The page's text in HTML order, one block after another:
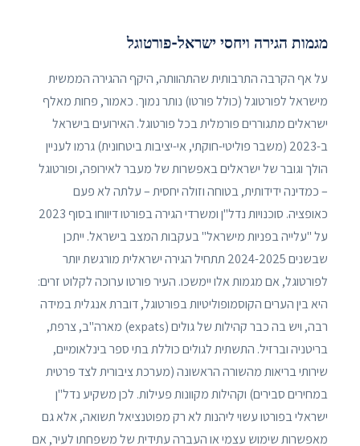
מגמות הגירה ויחסי ישראל-פורטוגל
על אף הקרבה התרבותית שהתהוותה, היקף ההגירה הממשית
מישראל לפורטוגל (כולל פורטו) נותר נמוך. כאמור, פחות מאלף
ישראלים מתגוררים פורמלית בכל פורטוגל. האירועים בישראל
ב-2023 (משבר פוליטי-חוקתי, אי-יציבות ביטחונית) גרמו לעניין
הולך וגובר של ישראלים באפשרות של מעבר לאירופה, ופורטוגל
– כמדינה ידידותית, בטוחה וזולה יחסית – עלתה לא פעם
כאופציה. סוכנויות נדל"ן ומשרדי הגירה בפורטו דיווחו בסוף 2023
על "עלייה בפניות מישראל" בעקבות המצב בישראל. ייתכן
שבשנים 2024-2025 תתחיל הגירה ישראלית מורגשת יותר
לפורטוגל, אם מגמות אלו יימשכו. העיר פורטו ערוכה לקלוט זרים:
היא בין הערים הקוסמופוליטיות בפורטוגל, דוברת אנגלית במידה
רבה, ויש בה כבר קהילות של גולים (expats) מארה"ב, צרפת,
בריטניה וברזיל. התשתית לגולים כוללת בתי ספר בינלאומיים,
שירותי בריאות מהשורה הראשונה (מערכת ציבורית לצד פרטית
במחירים סבירים) וקהילות מקוונות פעילות. לכן משקיע נדל"ן
ישראלי בפורטו עשוי ליהנות לא רק מפוטנציאל תשואה, אלא גם
מאפשרות שימוש עצמי או העברה עתידית של משפחתו לעיר, אם